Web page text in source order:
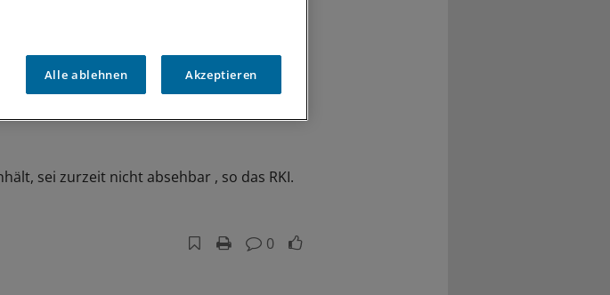
sei zurzeit nicht absehbar , so das RKI.
0
Alle ablehnen Akzeptieren